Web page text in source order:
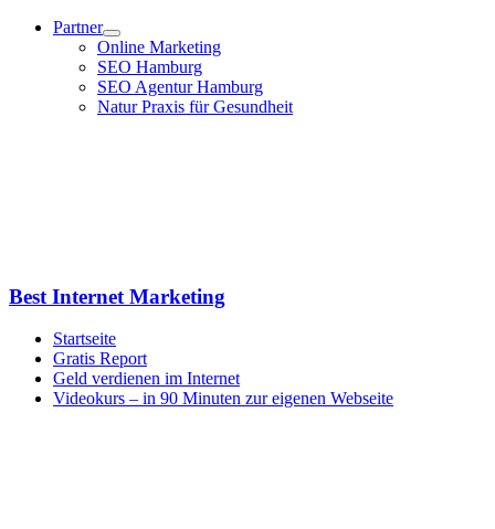
Zum
Partner
Online Marketing
SEO Hamburg
SEO Agentur Hamburg
Natur Praxis für Gesundheit
Best Internet Marketing
Startseite
Gratis Report
Geld verdienen im Internet
Videokurs – in 90 Minuten zur eigenen Webseite